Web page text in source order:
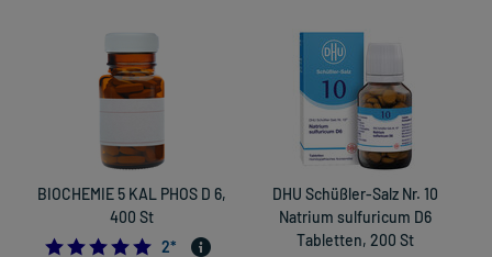
BIOCHEMIE 5 KAL PHOS D 6,
400 St
5.0
2*
DHU Schüßler-Salz Nr. 10
Natrium sulfuricum D6
Tabletten, 200 St